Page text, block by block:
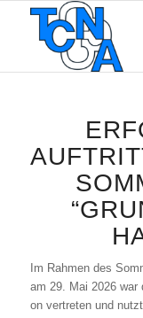
Im Rah­men des
am 29. Mai 2026
on ver­tre­ten und